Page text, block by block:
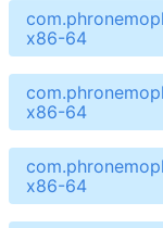
x86-64
x86-64
x86-64